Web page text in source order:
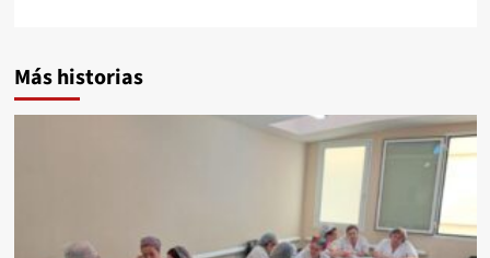
Más historias